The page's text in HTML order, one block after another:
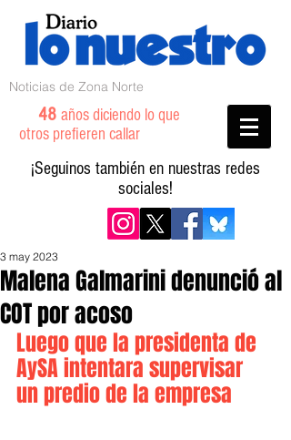
Noticias de Zona Norte
48 años diciendo lo que
otros prefieren callar
¡Seguinos también en nuestras redes
sociales!
Malena Galmarini denunció al
COT por acoso
3 may 2023
Luego que la presidenta de
AySA intentara supervisar
un predio de la empresa